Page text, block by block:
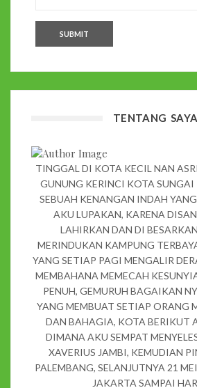
TENTANG SAYA
TINGGAL DI KOTA KECIL NAN
GUNUNG KERINCI KOTA SUNGAI
SEBUAH KENANGAN INDAH
AKU LUPAKAN, KARENA
LAHIRKAN DAN DI
MERINDUKAN KAMPUNG
YANG SETIAP PAGI MENGALIR
MEMBAHANA MEMECAH
PENUH, GEMURUH BAGAIKAN
YANG MEMBUAT SETIAP ORANG
DAN BAHAGIA, KOTA BERIKUT
DIMANA AKU SEMPAT
XAVERIUS JAMBI, KEMUDIAN
PALEMBANG, SELANJUTNYA 21
JAKARTA SAMPAI